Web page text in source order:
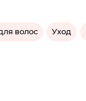
волос Уход